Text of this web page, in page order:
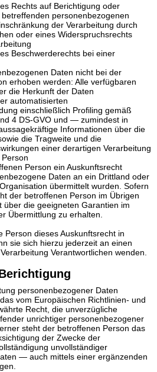
Rechts auf Berichtigung oder
personenbezogenen
der Verarbeitung durch
oder eines Widerspruchsrechts
Beschwerderechts bei einer
Daten nicht bei der
erhoben werden: Alle verfügbaren
die Herkunft der Daten
automatisierten
einschließlich Profiling gemäß
4 DS-GVO und — zumindest in
Informationen über die
die Tragweite und die
einer derartigen Verarbeitung
Person ein Auskunftsrecht
Daten an ein Drittland oder
übermittelt wurden. Sofern
der betroffenen Person im Übrigen
über die geeigneten Garantien im
Übermittlung zu erhalten.
Person dieses Auskunftsrecht in
sie sich hierzu jederzeit an einen
Verantwortlichen wenden.
personenbezogener Daten
vom Europäischen Richtlinien- und
Recht, die unverzügliche
unrichtiger personenbezogener
steht der betroffenen Person das
der Zwecke der
unvollständiger
— auch mittels einer ergänzenden